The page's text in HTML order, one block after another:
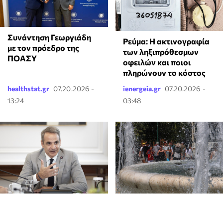
Συνάντηση Γεωργιάδη
με τον πρόεδρο της
ΠΟΑΣΥ
healthstat.gr 07.20.2026 -
13:24
Ρεύμα: Η ακτινογραφία
των ληξιπρόθεσμων
οφειλών και ποιοι
πληρώνουν το κόστος
ienergeia.gr 07.20.2026 -
03:48